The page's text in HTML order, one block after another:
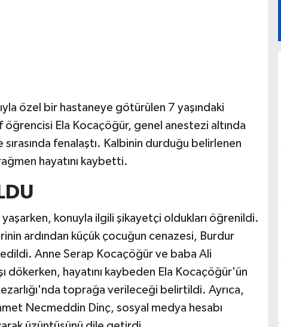
özel bir hastaneye götürülen 7 yaşındaki
öğrencisi Ela Kocaçöğür, genel anestezi altında
fenalaştı. Kalbinin durduğu belirlenen
hayatını kaybetti.
yaşarken, konuyla ilgili şikayetçi oldukları öğrenildi.
ardından küçük çocuğun cenazesi, Burdur
Anne Serap Kocaçöğür ve baba Ali
dökerken, hayatını kaybeden Ela Kocaçöğür'ün
toprağa verileceği belirtildi. Ayrıca,
Necmeddin Dinç, sosyal medya hesabı